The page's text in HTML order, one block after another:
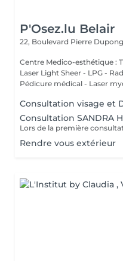
P'Osez.lu Belair
22, Boulevard Pierre Dupong
Centre Medico-esthétique :
Laser Light Sheer - LPG -
Pédicure médical - Laser
Consultation visage et
Consultation SANDRA
Rendre vous extérieur